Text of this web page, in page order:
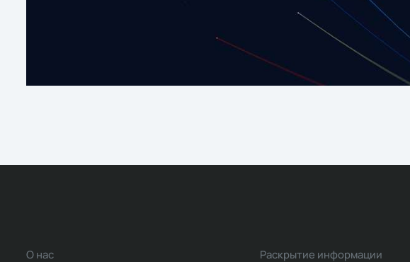
О нас Раскрытие информации